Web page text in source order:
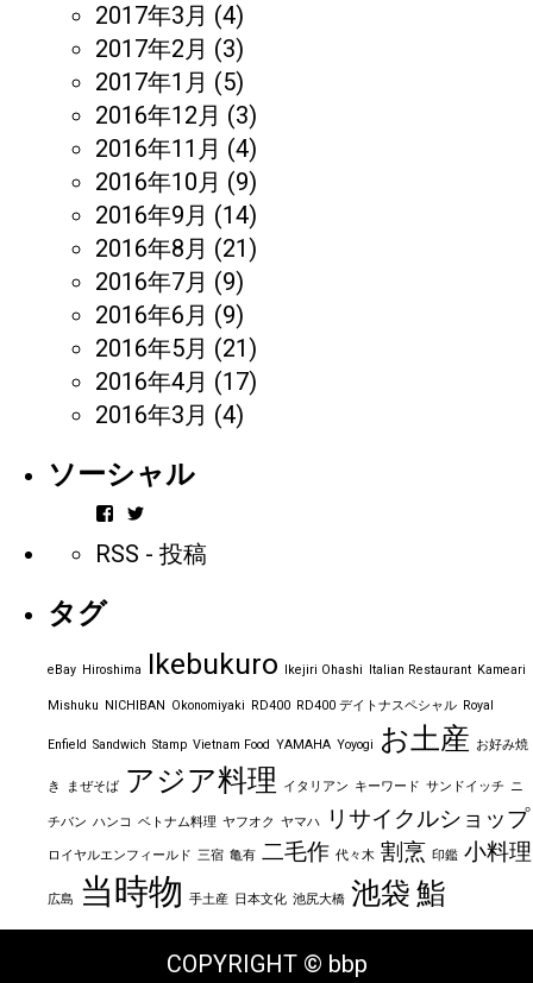
2017年3月 (4)
2017年2月 (3)
2017年1月 (5)
2016年12月 (3)
2016年11月 (4)
2016年10月 (9)
2016年9月 (14)
2016年8月 (21)
2016年7月 (9)
2016年6月 (9)
2016年5月 (21)
2016年4月 (17)
2016年3月 (4)
ソーシャル
vintageorder
ん
ー
を
で
示
ん
の
ー
を
で
示
RSS - 投稿
タグ
eBay Hiroshima Ikebukuro Ikejiri Ohashi Italian Restaurant Kameari
Mishuku NICHIBAN Okonomiyaki RD400 RD400 デイトナスペシャル Royal
Enfield Sandwich Stamp Vietnam Food YAMAHA Yoyogi お土産 お好み焼
き まぜそば アジア料理 イタリアン キーワード サンドイッチ ニ
チバン ハンコ ベトナム料理 ヤフオク ヤマハ リサイクルショップ
ロイヤルエンフィールド 三宿 亀有 二毛作 代々木 割烹 印鑑 小料理
広島 当時物 手土産 日本文化 池尻大橋 池袋 鮨
COPYRIGHT © bbp